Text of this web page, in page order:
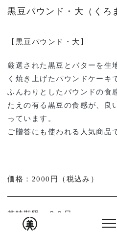
黒豆パウンド・大（くろ
【黒豆パウンド・大】
厳選された黒豆とバターを生
く焼き上げたパウンドケーキ
ふんわりとしたパウンドの食
たえの有る黒豆の食感が、良
っています。
ご贈答にも使われる人気商品
価格： 2000円（税込み）
賞味期限： ３０日